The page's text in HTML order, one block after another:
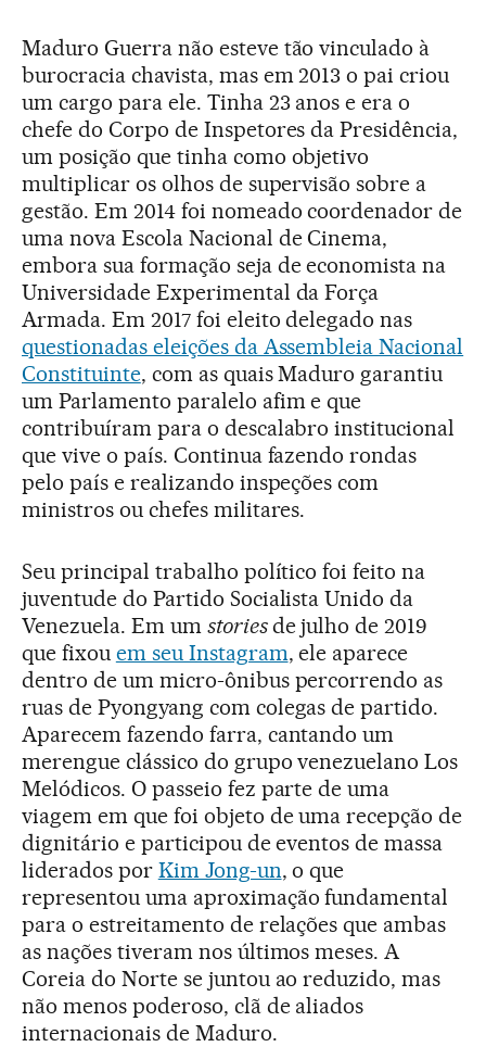
Maduro Guerra não esteve tão vinculado à
burocracia chavista, mas em 2013 o pai criou
um cargo para ele. Tinha 23 anos e era o
chefe do Corpo de Inspetores da Presidência,
um posição que tinha como objetivo
multiplicar os olhos de supervisão sobre a
gestão. Em 2014 foi nomeado coordenador de
uma nova Escola Nacional de Cinema,
embora sua formação seja de economista na
Universidade Experimental da Força
Armada. Em 2017 foi eleito delegado nas
questionadas eleições da Assembleia Nacional
Constituinte, com as quais Maduro garantiu
um Parlamento paralelo afim e que
contribuíram para o descalabro institucional
que vive o país. Continua fazendo rondas
pelo país e realizando inspeções com
ministros ou chefes militares.
Seu principal trabalho político foi feito na
juventude do Partido Socialista Unido da
Venezuela. Em um storiesde julho de 2019
que fixou em seu Instagram, ele aparece
dentro de um micro-ônibus percorrendo as
ruas de Pyongyang com colegas de partido.
Aparecem fazendo farra, cantando um
merengue clássico do grupo venezuelano Los
Melódicos. O passeio fez parte de uma
viagem em que foi objeto de uma recepção de
dignitário e participou de eventos de massa
liderados por Kim Jong-un, o que
representou uma aproximação fundamental
para o estreitamento de relações que ambas
as nações tiveram nos últimos meses. A
Coreia do Norte se juntou ao reduzido, mas
não menos poderoso, clã de aliados
internacionais de Maduro.